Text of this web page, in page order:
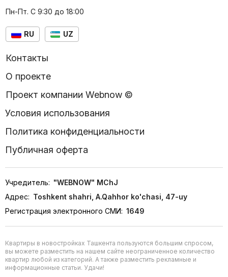
Пн-Пт. С 9:30 до 18:00
RU UZ
Контакты
О проекте
Проект компании Webnow ©
Условия использования
Политика конфиденциальности
Публичная оферта
Учредитель: "WEBNOW" MChJ
Адрес: Toshkent shahri, A.Qahhor ko'chasi, 47-uy
Регистрация электронного СМИ: 1649
Квартиры в новостройках Ташкента пользуются большим спросом,
вы можете разместить на нашем сайте неограниченное количество
квартир любой из категорий. А также разместить рекламные и
информационные статьи. Удачи!